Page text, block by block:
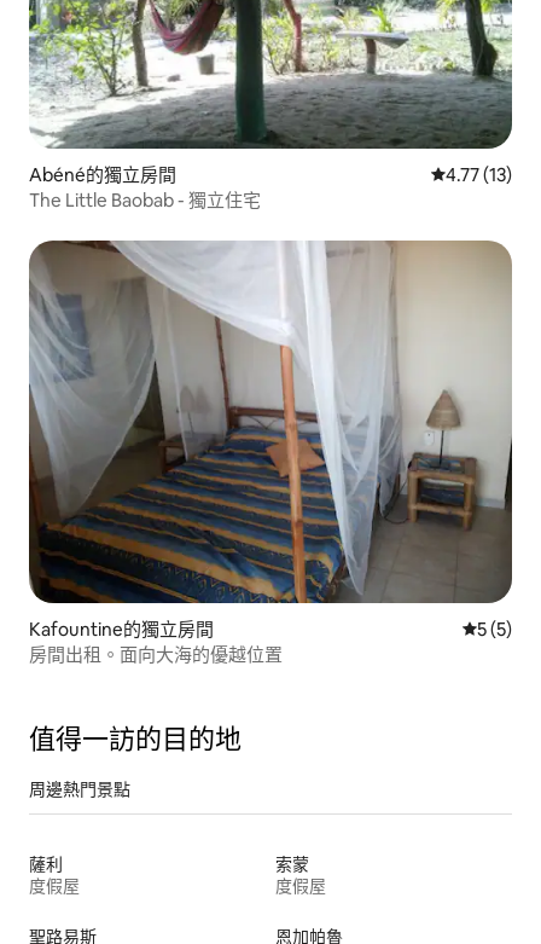
Abéné的獨立房間 從 13 則評價
4.77 (13)
The Little Baobab - 獨立住宅
Kafountine的獨立房間 從 5 則評
5 (5)
房間出租。面向大海的優越位置
值得一訪的目的地
周邊熱門景點
薩利
度假屋
索蒙
度假屋
聖路易斯 恩加帕魯